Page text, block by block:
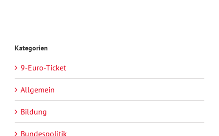
Kategorien
9-Euro-Ticket
Allgemein
Bildung
Bundespolitik